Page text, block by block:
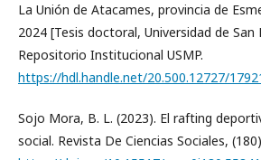
La Unión de Atacames, provincia de
2024 [Tesis doctoral, Universidad de
Repositorio Institucional USMP.
https://hdl.handle.net/20.500.12727/
Sojo Mora, B. L. (2023). El rafting
social. Revista De Ciencias Sociales,